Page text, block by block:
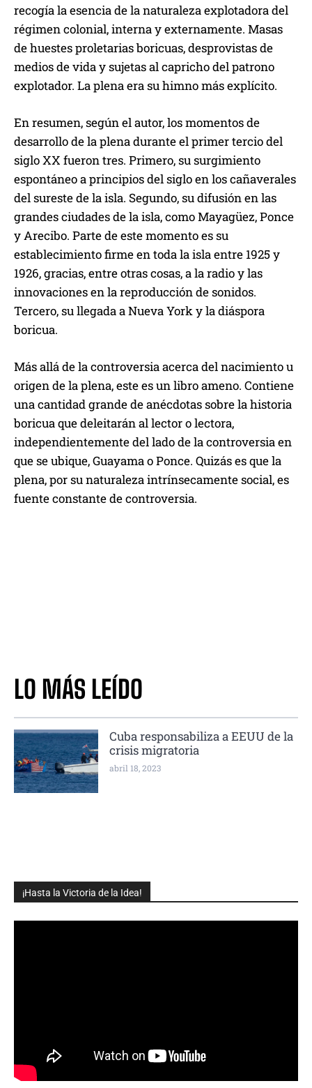
¡Hasta la Victoria de la Idea!
recogía la esencia de la naturaleza explotadora del
régimen colonial, interna y externamente. Masas
de huestes proletarias boricuas, desprovistas de
medios de vida y sujetas al capricho del patrono
explotador. La plena era su himno más explícito.
En resumen, según el autor, los momentos de
desarrollo de la plena durante el primer tercio del
siglo XX fueron tres. Primero, su surgimiento
espontáneo a principios del siglo en los cañaverales
del sureste de la isla. Segundo, su difusión en las
grandes ciudades de la isla, como Mayagüez, Ponce
y Arecibo. Parte de este momento es su
establecimiento firme en toda la isla entre 1925 y
1926, gracias, entre otras cosas, a la radio y las
innovaciones en la reproducción de sonidos.
Tercero, su llegada a Nueva York y la diáspora
boricua.
Más allá de la controversia acerca del nacimiento u
origen de la plena, este es un libro ameno. Contiene
una cantidad grande de anécdotas sobre la historia
boricua que deleitarán al lector o lectora,
independientemente del lado de la controversia en
que se ubique, Guayama o Ponce. Quizás es que la
plena, por su naturaleza intrínsecamente social, es
fuente constante de controversia.
LO MÁS LEÍDO
Cuba responsabiliza a EEUU de la
crisis migratoria
abril 18, 2023